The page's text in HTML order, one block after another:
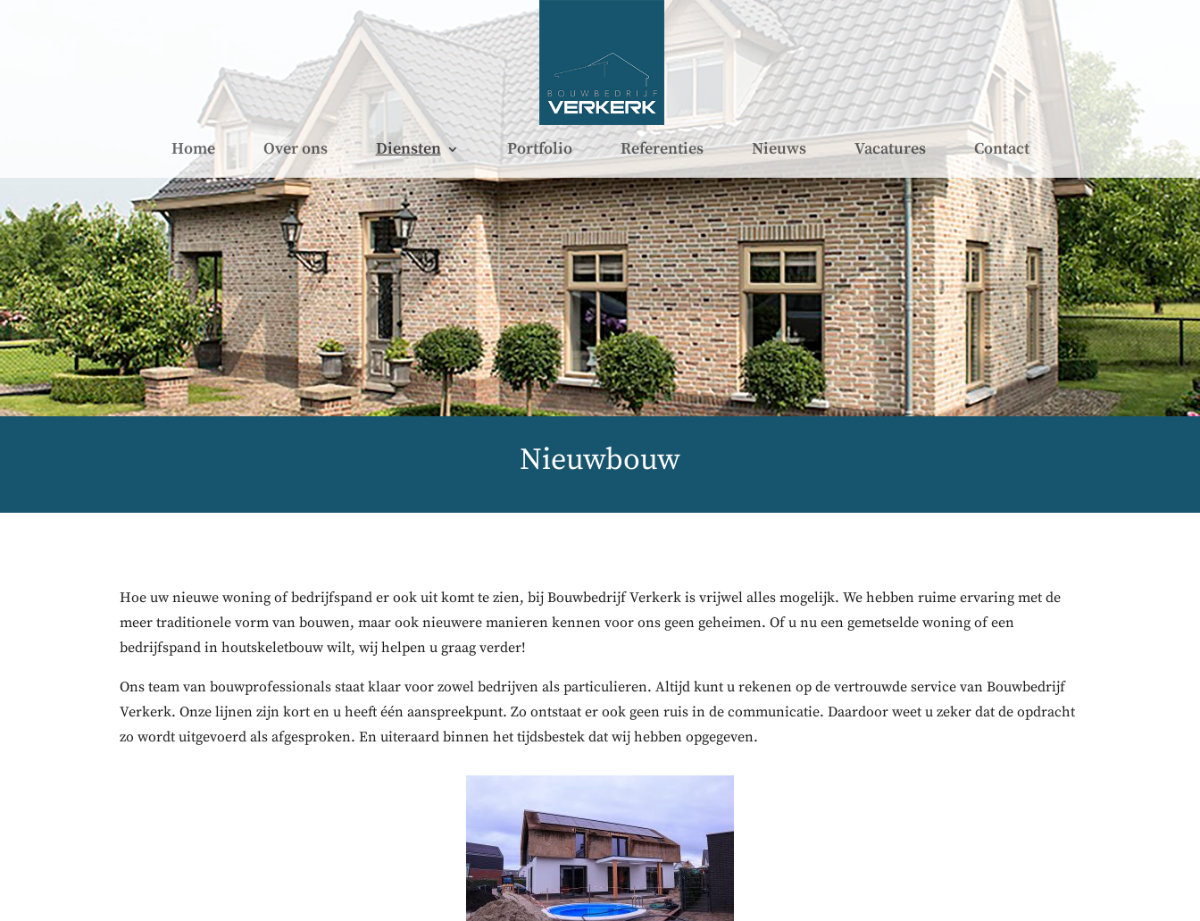
Home Over ons Diensten Portfolio Referenties Nieuws Vacatures Contact
Nieuwbouw
Hoe uw nieuwe woning of bedrijfspand er ook uit komt te zien, bij Bouwbedrijf Verkerk is vrijwel alles mogelijk. We hebben ruime ervaring met de
meer traditionele vorm van bouwen, maar ook nieuwere manieren kennen voor ons geen geheimen. Of u nu een gemetselde woning of een
bedrijfspand in houtskeletbouw wilt, wij helpen u graag verder!
Ons team van bouwprofessionals staat klaar voor zowel bedrijven als particulieren. Altijd kunt u rekenen op de vertrouwde service van Bouwbedrijf
Verkerk. Onze lijnen zijn kort en u heeft één aanspreekpunt. Zo ontstaat er ook geen ruis in de communicatie. Daardoor weet u zeker dat de opdracht
zo wordt uitgevoerd als afgesproken. En uiteraard binnen het tijdsbestek dat wij hebben opgegeven.